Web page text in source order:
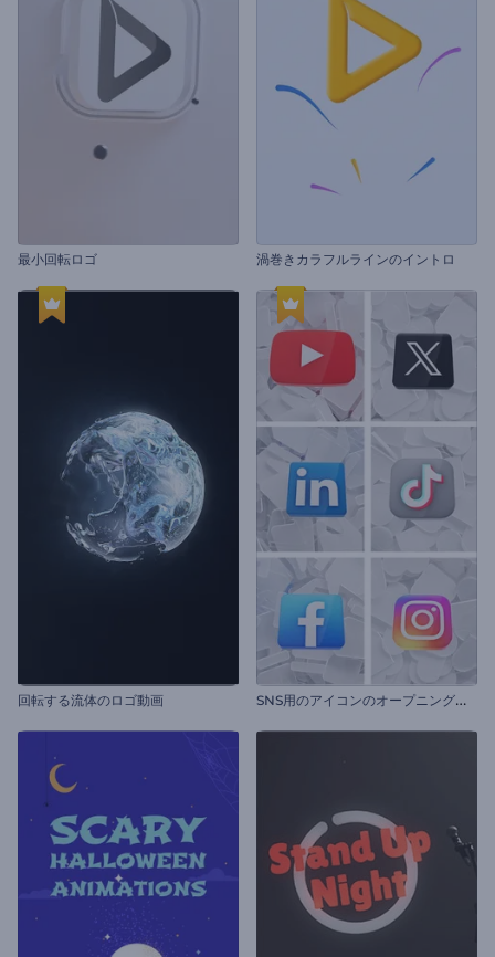
最小回転ロゴ 渦巻きカラフルラインのイントロ
回転する流体のロゴ動画 S
NS用のアイコンのオープニング動画